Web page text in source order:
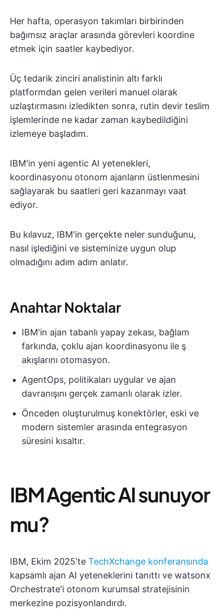
Her hafta, operasyon takımları birbirinden
bağımsız araçlar arasında görevleri koordine
etmek için saatler kaybediyor.
Üç tedarik zinciri analistinin altı farklı
platformdan gelen verileri manuel olarak
uzlaştırmasını izledikten sonra, rutin devir teslim
işlemlerinde ne kadar zaman kaybedildiğini
izlemeye başladım.
IBM'in yeni agentic AI yetenekleri,
koordinasyonu otonom ajanların üstlenmesini
sağlayarak bu saatleri geri kazanmayı vaat
ediyor.
Bu kılavuz, IBM'in gerçekte neler sunduğunu,
nasıl işlediğini ve sisteminize uygun olup
olmadığını adım adım anlatır.
Anahtar Noktalar
IBM'in ajan tabanlı yapay zekası, bağlam
farkında, çoklu ajan koordinasyonu ile ş
akışlarını otomasyon.
AgentOps, politikaları uygular ve ajan
davranışını gerçek zamanlı olarak izler.
Önceden oluşturulmuş konektörler, eski ve
modern sistemler arasında entegrasyon
süresini kısaltır.
IBM Agentic AI sunuyor
mu?
IBM, Ekim 2025'te TechXchange konferansında
kapsamlı ajan AI yeteneklerini tanıttı ve watsonx
Orchestrate'i otonom kurumsal stratejisinin
merkezine pozisyonlandırdı.